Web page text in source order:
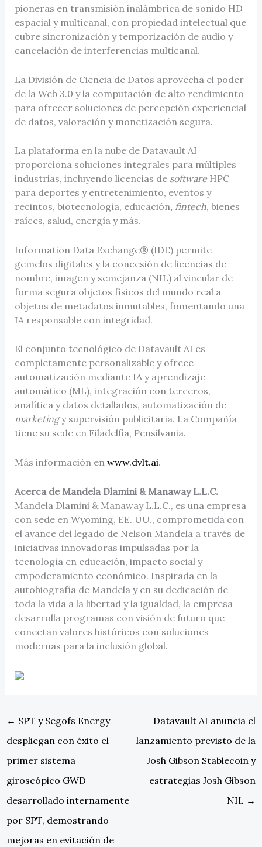
pioneras en transmisión inalámbrica de sonido HD
espacial y multicanal, con propiedad intelectual que
cubre sincronización y temporización de audio y
cancelación de interferencias multicanal.
La División de Ciencia de Datos aprovecha el poder
de la Web 3.0 y la computación de alto rendimiento
para ofrecer soluciones de percepción experiencial
de datos, valoración y monetización segura.
La plataforma en la nube de Datavault AI
proporciona soluciones integrales para múltiples
industrias, incluyendo licencias de softwareHPC
para deportes y entretenimiento, eventos y
recintos, biotecnología, educación, fintech, bienes
raíces, salud, energía y más.
Information Data Exchange® (IDE) permite
gemelos digitales y la concesión de licencias de
nombre, imagen y semejanza (NIL) al vincular de
forma segura objetos físicos del mundo real a
objetos de metadatos inmutables, fomentando una
IA responsable con integridad.
El conjunto tecnológico de Datavault AI es
completamente personalizable y ofrece
automatización mediante IA y aprendizaje
automático (ML), integración con terceros,
analítica y datos detallados, automatización de
marketingy supervisión publicitaria. La Compañía
tiene su sede en Filadelfia, Pensilvania.
Más información en www.dvlt.ai.
Acerca de Mandela Dlamini & Manaway L.L.C.
Mandela Dlamini & Manaway L.L.C., es una empresa
con sede en Wyoming, EE. UU., comprometida con
el avance del legado de Nelson Mandela a través de
iniciativas innovadoras impulsadas por la
tecnología en educación, impacto social y
empoderamiento económico. Inspirada en la
autobiografía de Mandela y en su dedicación de
toda la vida a la libertad y la igualdad, la empresa
desarrolla programas con visión de futuro que
conectan valores históricos con soluciones
modernas para la inclusión global.
← SPT y Segofs Energy
despliegan con éxito el
primer sistema
giroscópico GWD
desarrollado internamente
por SPT, demostrando
mejoras en evitación de
Datavault AI anuncia el
lanzamiento previsto de la
Josh Gibson Stablecoin y
estrategias Josh Gibson
NIL →